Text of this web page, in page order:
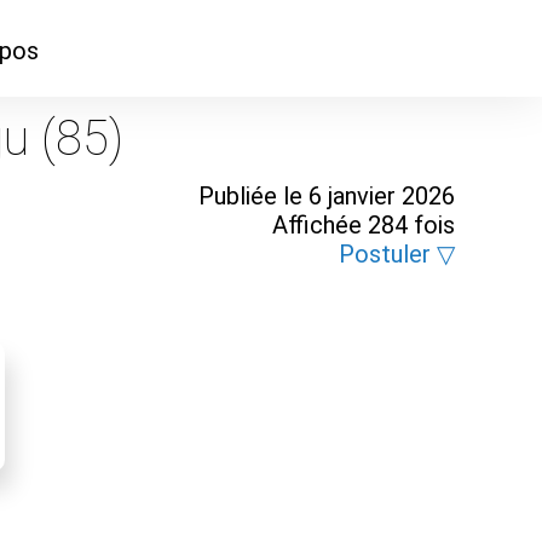
nous ?
(85)
Publiée le 6 janvier 2026
Affichée 284 fois
Postuler ▽